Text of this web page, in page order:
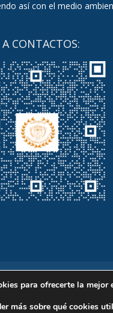
así con el medio
CONTACTOS:
para ofrecerte la mejor
más sobre qué cookies